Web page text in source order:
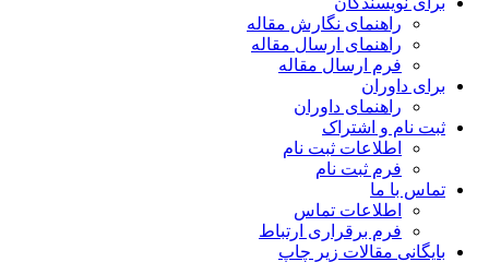
راهنمای نگارش مقاله
راهنمای ارسال مقاله
فرم ارسال مقاله
برای داوران
راهنمای داوران
ثبت نام و اشتراک
اطلاعات ثبت نام
فرم ثبت نام
تماس با ما
اطلاعات تماس
فرم برقراری ارتباط
بایگانی مقالات زیر چاپ